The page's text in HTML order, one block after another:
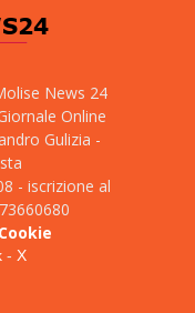
News 24
Online
Gulizia -
- iscrizione al
Cookie
- X